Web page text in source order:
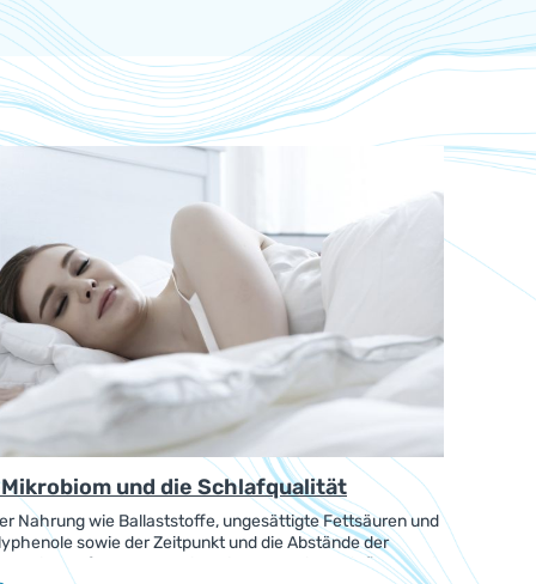
und die Schlafqualität
Nahrung wie Ballaststoffe, ungesättigte Fettsäuren und
sowie der Zeitpunkt und die Abstände der
sich auf das Darm-Mikrobiom aus. Sie beeinflussen die